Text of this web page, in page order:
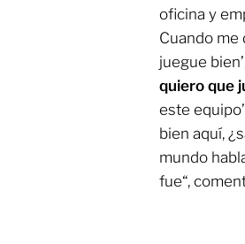
oficina y
Cuando me
juegue
quiero que
este
bien aquí,
mundo
fue“,